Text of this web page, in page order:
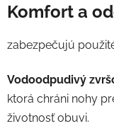
Komfort a
zabezpečujú
Vodoodpudivý
ktorá chráni nohy
životnosť obuvi.